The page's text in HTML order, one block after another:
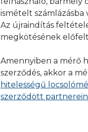
Szabálytalan
dokumentumok)
ismételt számlázásba
Az újraindítás
megkötésének
Amennyiben a mérő
szerződés, akkor a
hitelességű
szerződött